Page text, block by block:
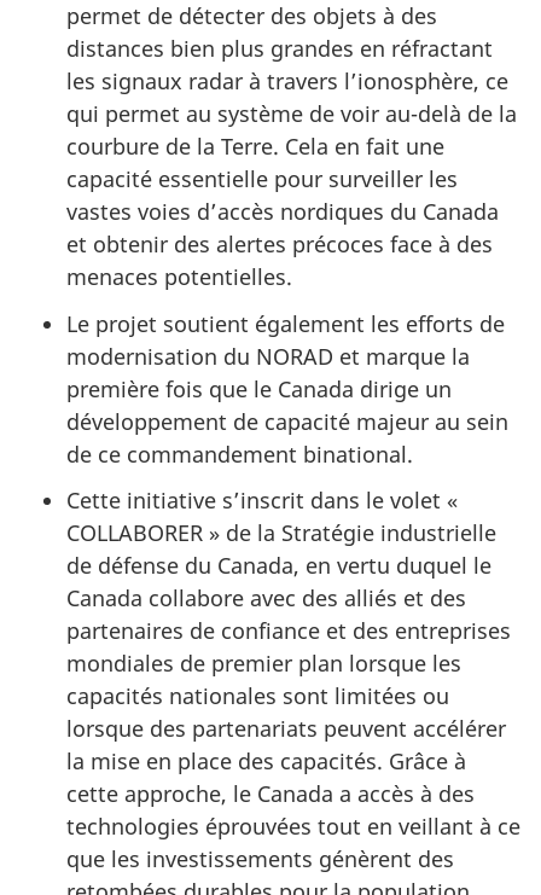
permet de détecter des objets à des
distances bien plus grandes en réfractant
les signaux radar à travers l’ionosphère, ce
qui permet au système de voir au-delà de la
courbure de la Terre. Cela en fait une
capacité essentielle pour surveiller les
vastes voies d’accès nordiques du Canada
et obtenir des alertes précoces face à des
menaces potentielles.
Le projet soutient également les efforts de
modernisation du NORAD et marque la
première fois que le Canada dirige un
développement de capacité majeur au sein
de ce commandement binational.
Cette initiative s’inscrit dans le volet «
COLLABORER » de la Stratégie industrielle
de défense du Canada, en vertu duquel le
Canada collabore avec des alliés et des
partenaires de confiance et des entreprises
mondiales de premier plan lorsque les
capacités nationales sont limitées ou
lorsque des partenariats peuvent accélérer
la mise en place des capacités. Grâce à
cette approche, le Canada a accès à des
technologies éprouvées tout en veillant à ce
que les investissements génèrent des